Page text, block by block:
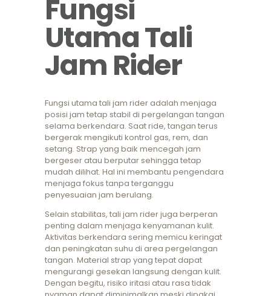
Fungsi
Utama Tali
Jam Rider
Fungsi utama tali jam rider adalah menjaga
posisi jam tetap stabil di pergelangan tangan
selama berkendara. Saat ride, tangan terus
bergerak mengikuti kontrol gas, rem, dan
setang. Strap yang baik mencegah jam
bergeser atau berputar sehingga tetap
mudah dilihat. Hal ini membantu pengendara
menjaga fokus tanpa terganggu
penyesuaian jam berulang.
Selain stabilitas, tali jam rider juga berperan
penting dalam menjaga kenyamanan kulit.
Aktivitas berkendara sering memicu keringat
dan peningkatan suhu di area pergelangan
tangan. Material strap yang tepat dapat
mengurangi gesekan langsung dengan kulit.
Dengan begitu, risiko iritasi atau rasa tidak